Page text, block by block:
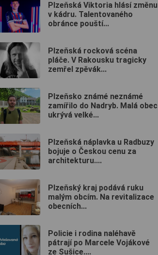
Plzeňská Viktoria hlásí změnu
v kádru. Talentovaného
obránce pouští...
Plzeňská rocková scéna
pláče. V Rakousku tragicky
zemřel zpěvák...
Plzeňsko známé neznámé
zamířilo do Nadryb. Malá obec
ukrývá velké...
Plzeňská náplavka u Radbuzy
bojuje o Českou cenu za
architekturu....
Plzeňský kraj podává ruku
malým obcím. Na revitalizace
obecních...
Policie i rodina naléhavě
pátrají po Marcele Vojákové
ze Sušice....